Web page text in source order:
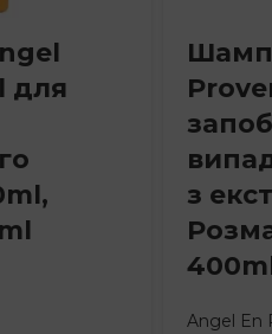
для
з
Angel En